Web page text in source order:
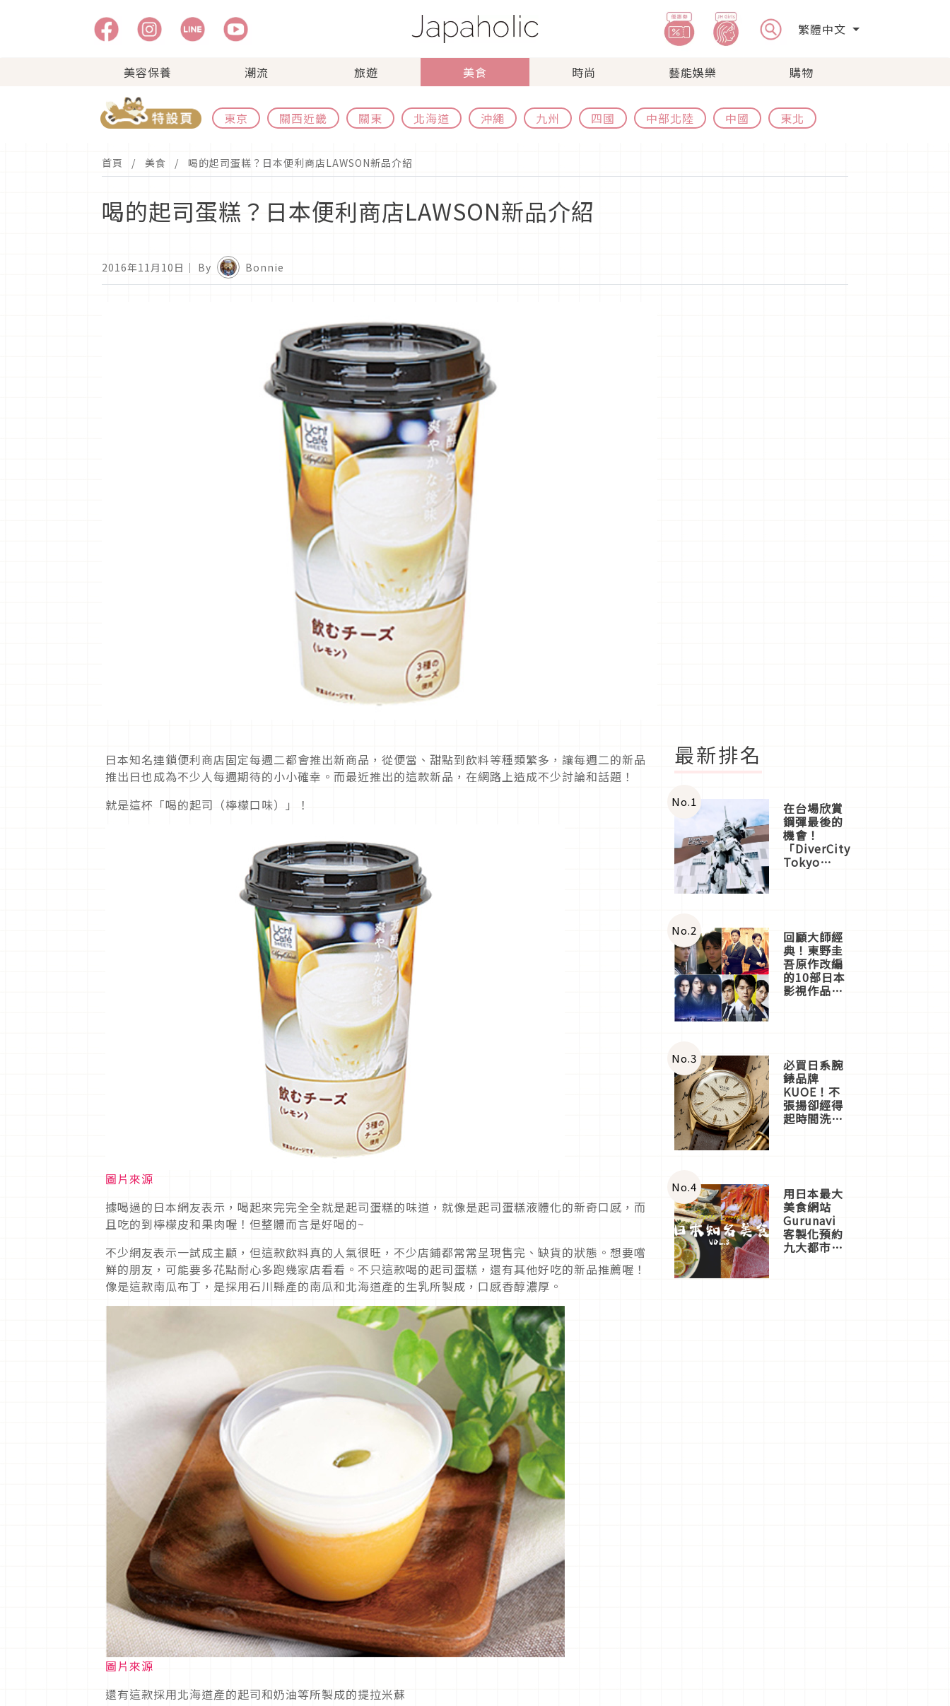
繁體中文
美容保養 潮流 旅遊 美食 時尚 藝能娛樂 購物
東京 關西近畿 關東 北海道 沖繩 九州 四國 中部北陸 中國 東北
首頁 美食 喝的起司蛋糕？日本便利商店LAWSON新品介紹
喝的起司蛋糕？日本便利商店LAWSON新品介紹
2016年11月10日 ｜ By Bonnie
日本知名連鎖便利商店固定每週二都會推出新商品，從便當、甜點到飲料等種類繁多，讓每週二的新品
推出日也成為不少人每週期待的小小確幸。而最近推出的這款新品，在網路上造成不少討論和話題！
就是這杯「喝的起司（檸檬口味）」！
圖片來源
據喝過的日本網友表示，喝起來完完全全就是起司蛋糕的味道，就像是起司蛋糕液體化的新奇口感，而
且吃的到檸檬皮和果肉喔！但整體而言是好喝的~
不少網友表示一試成主顧，但這款飲料真的人氣很旺，不少店鋪都常常呈現售完、缺貨的狀態。想要嚐
鮮的朋友，可能要多花點耐心多跑幾家店看看。不只這款喝的起司蛋糕，還有其他好吃的新品推薦喔！
像是這款南瓜布丁，是採用石川縣產的南瓜和北海道產的生乳所製成，口感香醇濃厚。
圖片來源
還有這款採用北海道產的起司和奶油等所製成的提拉米蘇
最新排名
No.1 在台場欣賞
鋼彈最後的
機會！
「DiverCity
Tokyo
體驗
No.2 回顧大師經
典！東野圭
吾原作改編
的10部日本
影視作品推
No.3 必買日系腕
錶品牌
KUOE！不
張揚卻經得
起時間洗鍊
No.4 用日本最大
美食網站
Gurunavi
客製化預約
九大都市餐